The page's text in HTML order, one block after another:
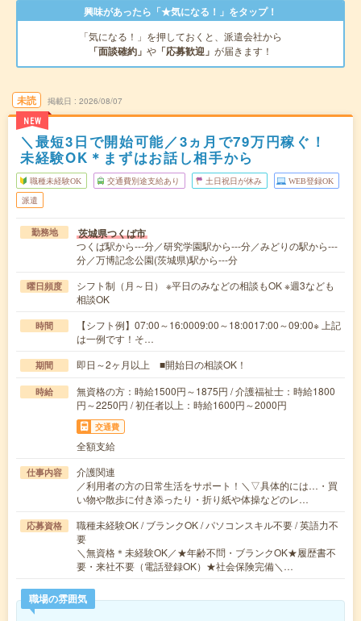
興味があったら「★気になる！」をタップ！
「気になる！」を押しておくと、派遣会社から
「面談確約」 や 「応募歓迎」 が届きます！
未読
NEW
掲載日 2026/08/07
＼最短3日で開始可能／3ヵ月で79万円稼ぐ！
未経験OK＊まずはお話し相手から
職種未経験OK 交通費別途支給あり 土日祝日が休み WEB登録OK
派遣
勤務地 茨城県つくば市
つくば駅から---分／研究学園駅から---分／みどりの駅から---
分／万博記念公園(茨城県)駅から---分
曜日頻度
シフト制（月～日） ※平日のみなどの相談もOK ※週3なども
相談OK
時間
【シフト例】07:00～16:0009:00～18:0017:00～09:00※ 上記
は一例です！そ…
期間 即日～2ヶ月以上 ■開始日の相談OK！
時給
無資格の方：時給1500円～1875円 / 介護福祉士：時給1800
円～2250円 / 初任者以上：時給1600円～2000円
交通費
全額支給
仕事内容
介護関連
／利用者の方の日常生活をサポート！＼▽具体的には…・買
い物や散歩に付き添ったり・折り紙や体操などのレ…
応募資格
職種未経験OK / ブランクOK / パソコンスキル不要 / 英語力不
要
＼無資格＊未経験OK／★年齢不問・ブランクOK★履歴書不
要・来社不要（電話登録OK）★社会保険完備＼…
職場の雰囲気